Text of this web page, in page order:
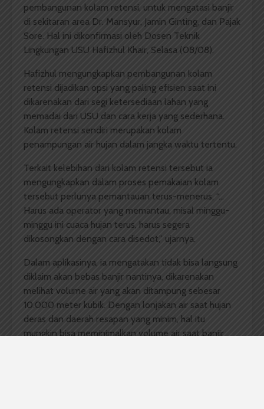
pembangunan kolam retensi, untuk mengatasi banjir
di sekitaran area Dr. Mansyur, Jamin Ginting, dan Pajak
Sore. Hal ini dikonfirmasi oleh Dosen Teknik
Lingkungan USU Hafizhul Khair, Selasa (08/08).
Hafizhul mengungkapkan pembangunan kolam
retensi dijadikan opsi yang paling efisien saat ini
dikarenakan dari segi ketersediaan lahan yang
memadai dari USU dan cara kerja yang sederhana.
Kolam retensi sendiri merupakan kolam
penampungan air hujan dalam jangka waktu tertentu.
Terkait kelebihan dari kolam retensi tersebut ia
mengungkapkan dalam proses pemakaian kolam
tersebut perlunya pemantauan terus-menerus, “…
Harus ada operator yang memantau, misal minggu-
minggu ini cuaca hujan terus, harus segera
dikosongkan dengan cara disedot,” ujarnya.
Dalam aplikasinya, ia mengatakan tidak bisa langsung
diklaim akan bebas banjir nantinya, dikarenakan
melihat volume air yang akan ditampung sebesar
10.000 meter kubik. Dengan lonjakan air saat hujan
deras dan daerah resapan yang minim, hal itu
mungkin bisa meminimalkan volume air saat banjir